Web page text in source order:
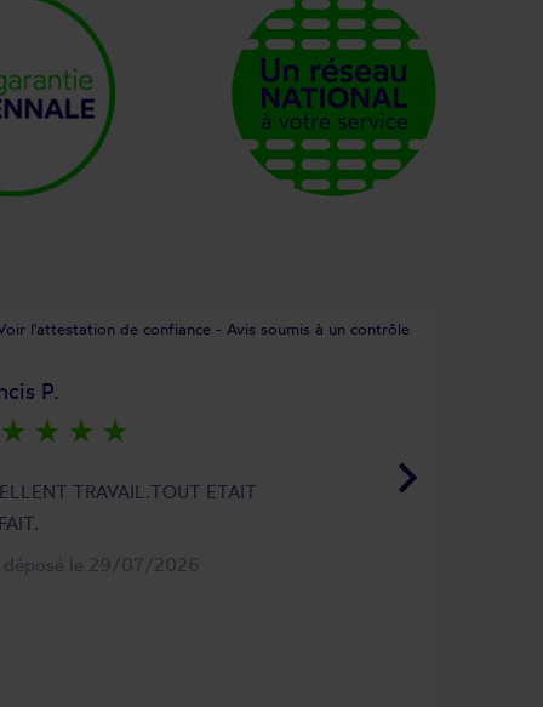
l'attestation de confiance - Avis soumis à un contrôle
keyboard_arrow_right
P.
star_rate star_rate star_rate star_rate
TRAVAIL.TOUT ETAIT
déposé le 29/07/2026